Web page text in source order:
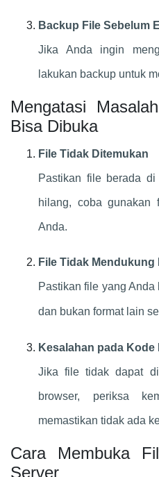
Backup File Sebelum
Jika Anda ingin
lakukan backup untuk
Mengatasi
Bisa Dibuka
File Tidak Ditemukan
Pastikan file berada
hilang, coba gunakan
Anda.
File Tidak Mendukung
Pastikan file yang
dan bukan format lain
Kesalahan pada Kode
Jika file tidak dapat
browser, periksa
memastikan tidak ada
Cara Membuka
Server